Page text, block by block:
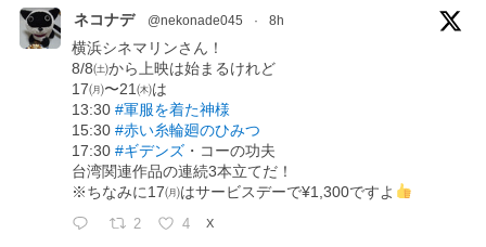
ネコナデ @nekonade045 · 8h
横浜シネマリンさん！
8/8㈯から上映は始まるけれど
17㈪〜21㈭は
13:30#軍服を着た神様
15:30#赤い糸輪廻のひみつ
17:30#ギデンズ ・コーの功夫
台湾関連作品の連続3本立てだ！
※ちなみに17㈪はサービスデーで¥1,300ですよ
2 4 X